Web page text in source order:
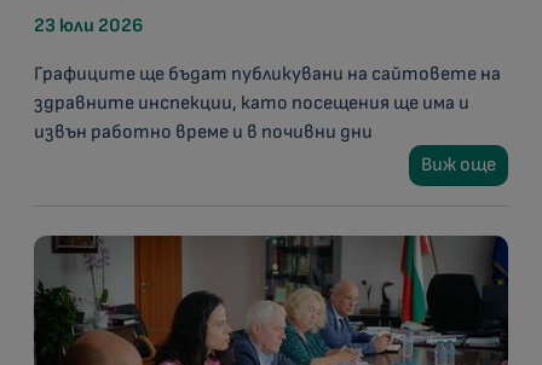
23 юли 2026
Графиците ще бъдат публикувани на сайтовете на
здравните инспекции, като посещения ще има и
извън работно време и в почивни дни
Виж още